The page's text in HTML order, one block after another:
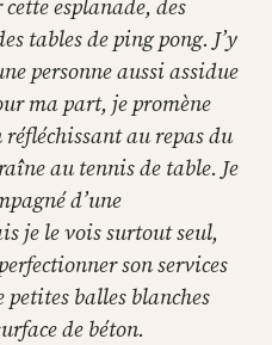
esplanade, des
tables de ping pong. J’y
personne aussi assidue
ma part, je promène
au repas du
au tennis de table. Je
d’une
je le vois surtout seul,
son services
petites balles blanches
de béton.